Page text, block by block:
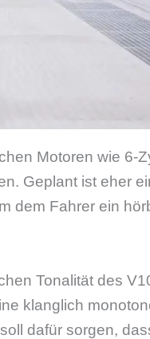
Motoren wie 6-
Geplant ist eher
dem Fahrer ein
Tonalität des
klanglich
dafür sorgen,